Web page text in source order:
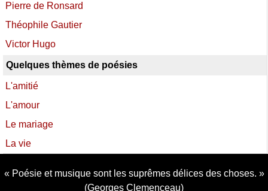
Pierre de Ronsard
Théophile Gautier
Victor Hugo
Quelques thèmes de poésies
L'amitié
L'amour
Le mariage
La vie
Poésie et musique sont les suprêmes délices des choses.
(Georges Clemenceau)